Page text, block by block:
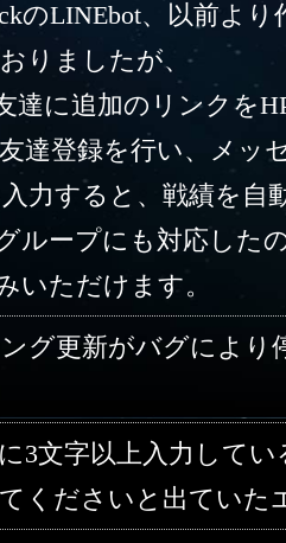
のLINEbot、以前よ
りましたが、
達に追加のリンクを
達登録を行い、メ
力すると、戦績を自
ループにも対応した
いただけます。
グ更新がバグにより
3文字以上入力して
くださいと出ていた